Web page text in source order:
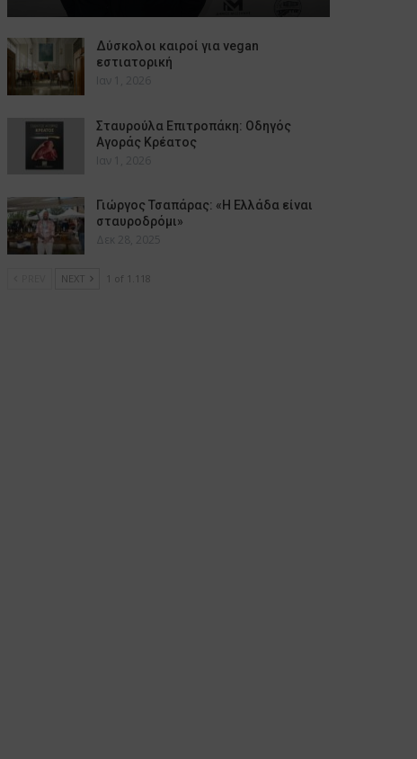
Δύσκολοι καιροί για vegan
εστιατορική
Ιαν 1, 2026
Σταυρούλα Επιτροπάκη: Οδηγός
Αγοράς Κρέατος
Ιαν 1, 2026
Γιώργος Τσαπάρας: «Η Ελλάδα είναι
σταυροδρόμι»
Δεκ 28, 2025
NEXT 1 of 1.118